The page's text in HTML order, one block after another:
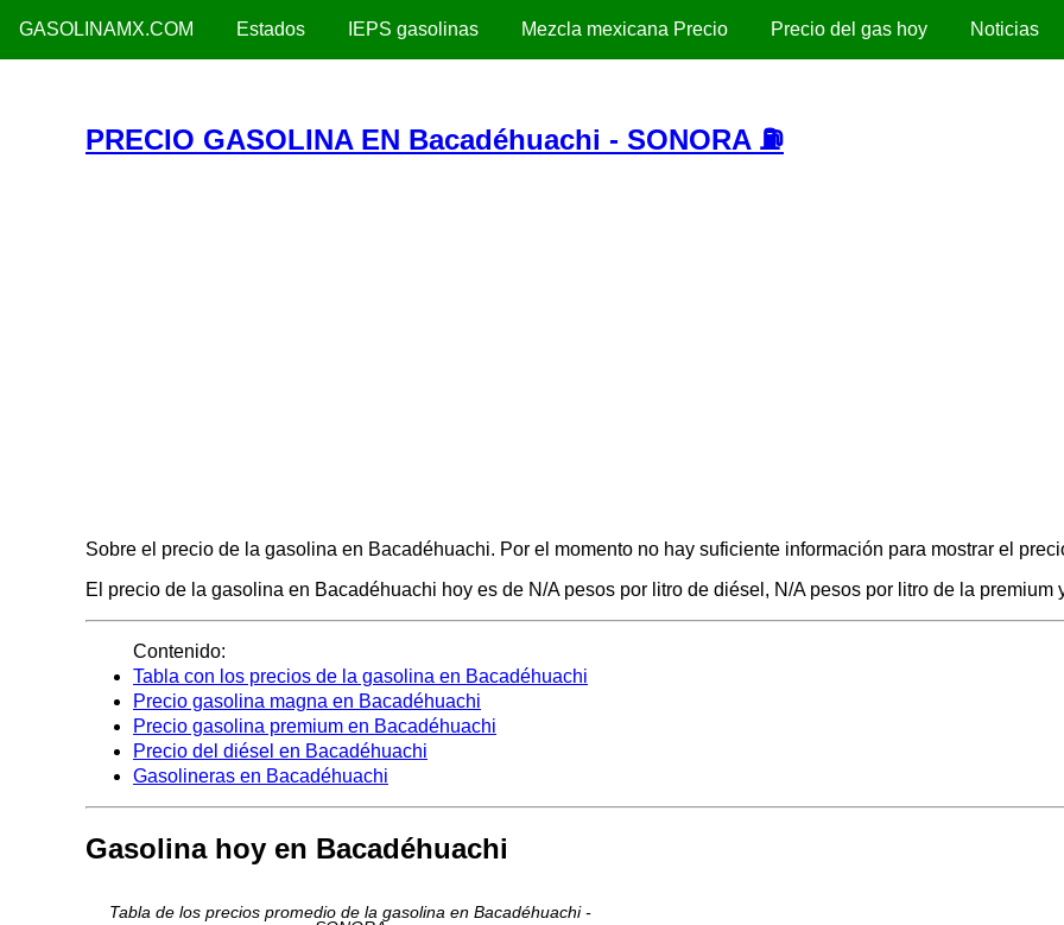
GASOLINAMX.COM Estados IEPS gasolinas Mezcla mexicana Precio Precio del gas hoy Noticias
PRECIO GASOLINA EN Bacadéhuachi - SONORA ⛽
Sobre el precio de la gasolina en Bacadéhuachi. Por el momento no hay suficiente información para mostrar el
El precio de la gasolina en Bacadéhuachi hoy es de N/A pesos por litro de diésel, N/A pesos por litro de la premium
Contenido:
Tabla con los precios de la gasolina en Bacadéhuachi
Precio gasolina magna en Bacadéhuachi
Precio gasolina premium en Bacadéhuachi
Precio del diésel en Bacadéhuachi
Gasolineras en Bacadéhuachi
Gasolina hoy en Bacadéhuachi
Tabla de los precios promedio de la gasolina en Bacadéhuachi -